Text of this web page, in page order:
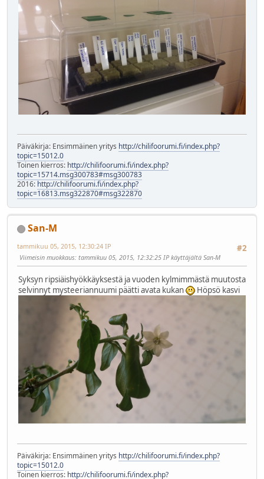
Päiväkirja: Ensimmäinen yritys http://chilifoorumi.fi/index.php?
topic=15012.0
Toinen kierros: http://chilifoorumi.fi/index.php?
topic=15714.msg300783#msg300783
2016: http://chilifoorumi.fi/index.php?
topic=16813.msg322870#msg322870
San-M
#2
tammikuu 05, 2015, 12:30:24 IP
Viimeisin muokkaus: tammikuu 05, 2015, 12:32:25 IP käyttäjältä San-M
Syksyn ripsiäishyökkäyksestä ja vuoden kylmimmästä muutosta
selvinnyt mysteeriannuumi päätti avata kukan
Höpsö kasvi
Päiväkirja: Ensimmäinen yritys http://chilifoorumi.fi/index.php?
topic=15012.0
Toinen kierros: http://chilifoorumi.fi/index.php?